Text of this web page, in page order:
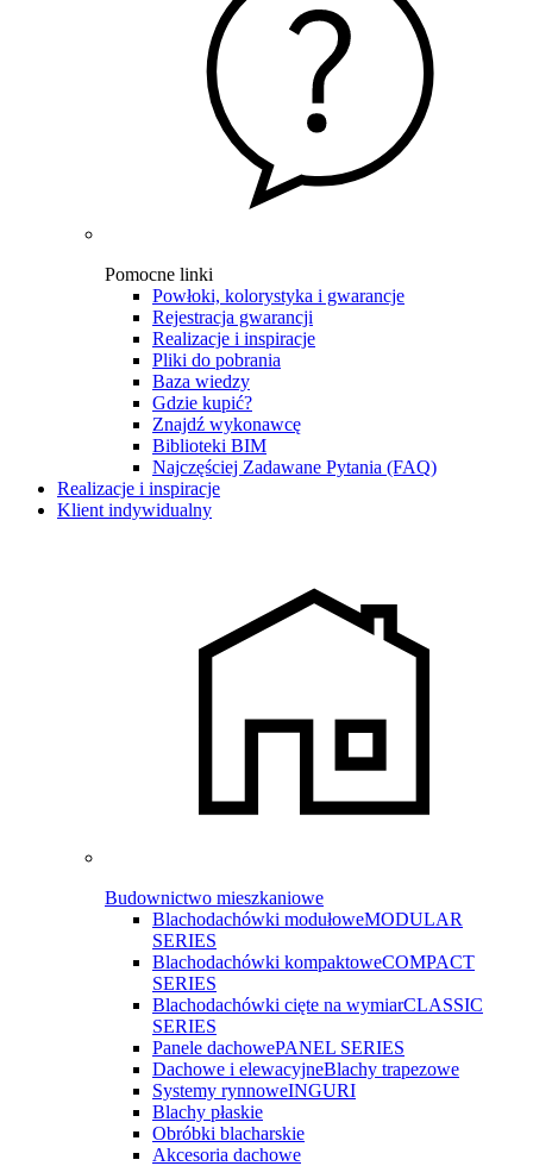
Pomocne linki
Powłoki, kolorystyka i gwarancje
Rejestracja gwarancji
Realizacje i inspiracje
Pliki do pobrania
Baza wiedzy
Gdzie kupić?
Znajdź wykonawcę
Biblioteki BIM
Najczęściej Zadawane Pytania (FAQ)
Realizacje i inspiracje
Klient indywidualny
Budownictwo mieszkaniowe
Blachodachówki modułoweMODULAR
SERIES
Blachodachówki kompaktoweCOMPACT
SERIES
Blachodachówki cięte na wymiarCLASSIC
SERIES
Panele dachowePANEL SERIES
Dachowe i elewacyjneBlachy trapezowe
Systemy rynnoweINGURI
Blachy płaskie
Obróbki blacharskie
Akcesoria dachowe